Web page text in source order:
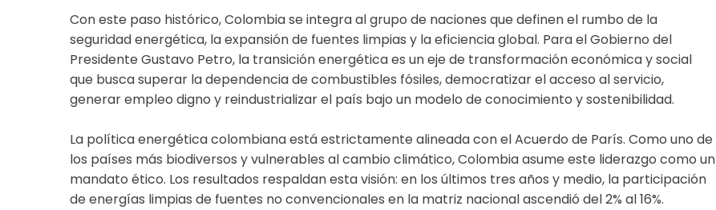
Con este paso histórico, Colombia se integra al grupo de naciones que definen el rumbo de la
seguridad energética, la expansión de fuentes limpias y la eficiencia global. Para el Gobierno del
Presidente Gustavo Petro, la transición energética es un eje de transformación económica y social
que busca superar la dependencia de combustibles fósiles, democratizar el acceso al servicio,
generar empleo digno y reindustrializar el país bajo un modelo de conocimiento y sostenibilidad.
La política energética colombiana está estrictamente alineada con el Acuerdo de París. Como uno de
los países más biodiversos y vulnerables al cambio climático, Colombia asume este liderazgo como un
mandato ético. Los resultados respaldan esta visión: en los últimos tres años y medio, la participación
de energías limpias de fuentes no convencionales en la matriz nacional ascendió del 2% al 16%.